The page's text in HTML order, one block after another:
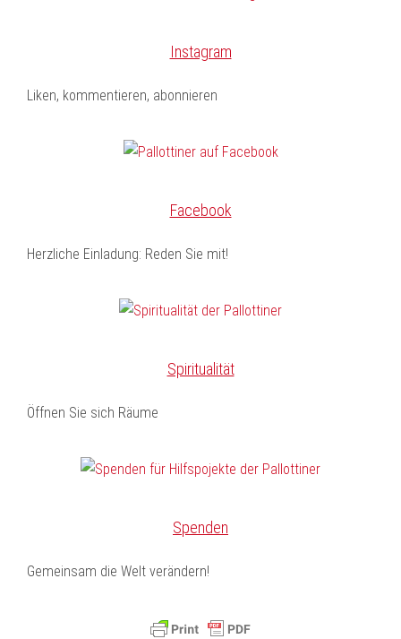
Instagram
Liken, kommentieren, abonnieren
Facebook
Herzliche Einladung: Reden Sie mit!
Spiritualität
Öffnen Sie sich Räume
Spenden
Gemeinsam die Welt verändern!